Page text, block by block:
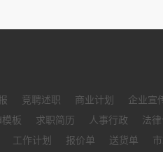
竞聘述职 商业计划
企业宣
板 求职简历 人事行政
法
工作计划 报价单 送货单